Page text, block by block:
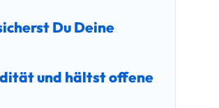
Du Deine
und hältst offene